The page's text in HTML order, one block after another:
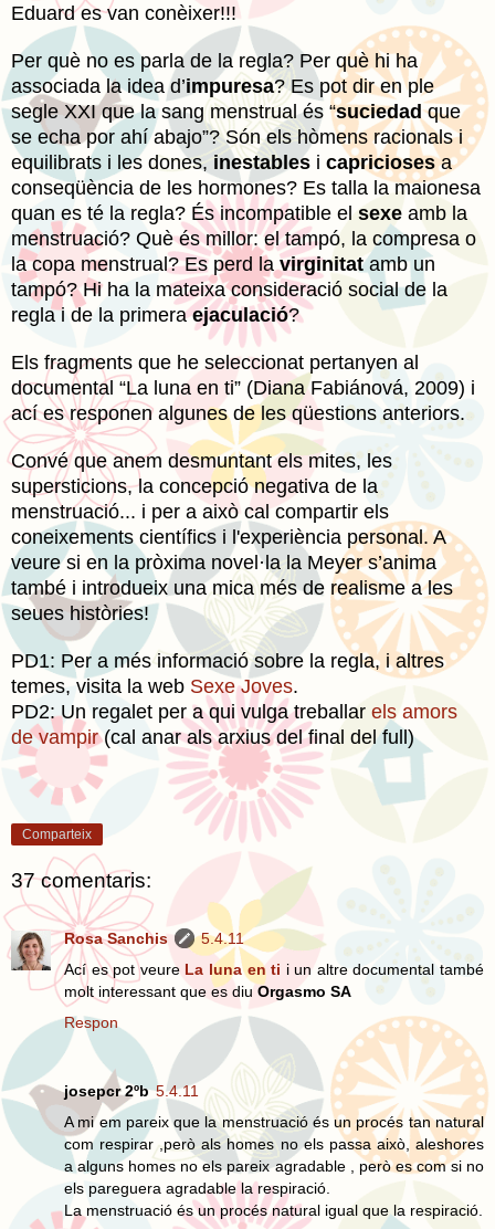
Eduard es van conèixer!!!
Per què no es parla de la regla? Per què hi ha
associada la idea d’impuresa? Es pot dir en ple
segle XXI que la sang menstrual és “suciedadque
se echa por ahí abajo”? Són els hòmens racionals i
equilibrats i les dones, inestables i capriciosesa
conseqüència de les hormones? Es talla la maionesa
quan es té la regla? És incompatible el sexe amb la
menstruació? Què és millor: el tampó, la compresa o
la copa menstrual? Es perd la virginitatamb un
tampó? Hi ha la mateixa consideració social de la
regla i de la primeraejaculació?
Els fragments que he seleccionat pertanyen al
documental “La luna en ti” (Diana Fabiánová, 2009) i
ací es responen algunes de les qüestions anteriors.
Convé que anem desmuntant els mites, les
supersticions, la concepció negativa de la
menstruació... i per a això cal compartir els
coneixements científics i l'experiència personal. A
veure si en la pròxima novel·la la Meyer s’anima
també i introdueix una mica més de realisme a les
seues històries!
PD1: Per a més informació sobre la regla, i altres
temes, visita la web Sexe Joves.
PD2: Un regalet per a qui vulga treballar els amors
de vampir(cal anar als arxius del final del full)
Comparteix
37 comentaris:
Rosa Sanchis
5.4.11
Ací es pot veure La luna en ti i un altre documental també
molt interessant que es diu Orgasmo SA
Respon
josepcr 2ºb 5.4.11
A mi em pareix que la menstruació és un procés tan natural
com respirar ,però als homes no els passa això, aleshores
a alguns homes no els pareix agradable , però es com si no
els pareguera agradable la respiració.
La menstruació és un procés natural igual que la respiració.